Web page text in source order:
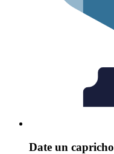
Date un capricho